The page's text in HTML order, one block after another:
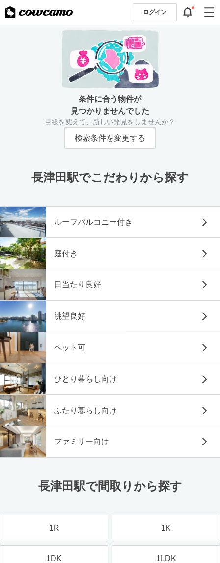
ログイン
条件に合う物件が
見つかりませんでした
目線を変えて、新しい発見をしませんか？
検索条件を変更する
長津田駅でこだわりから探す
ルーフバルコニー付き
庭付き
日当たり良好
眺望良好
ペット可
ひとり暮らし向け
ふたり暮らし向け
ファミリー向け
長津田駅で間取りから探す
1R 1K
1DK 1LDK